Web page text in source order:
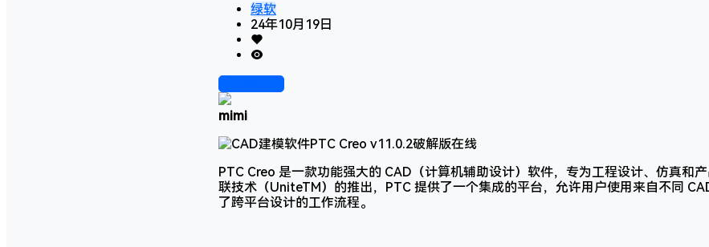
绿软
24年10月19日
mimi
PTC Creo 是一款功能强大的 CAD（计算机辅助设计）软件，专为工程设计、仿真和
联技术（UniteTM）的推出，PTC 提供了一个集成的平台，允许用户使用来自不同
了跨平台设计的工作流程。